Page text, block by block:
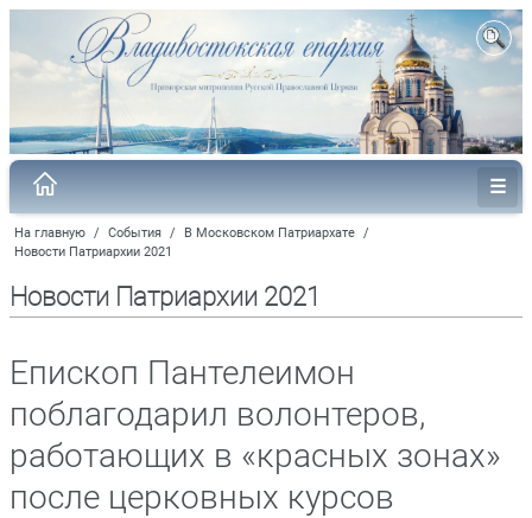
На главную / События / В Московском Патриархате /
Новости Патриархии 2021
Новости Патриархии 2021
Епископ Пантелеимон
поблагодарил волонтеров,
работающих в «красных зонах»
после церковных курсов